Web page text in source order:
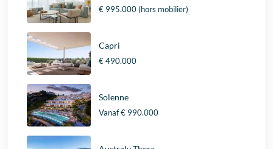
€ 995.000(hors mobilier)
Capri
€ 490.000
Solenne
Vanaf€ 990.000